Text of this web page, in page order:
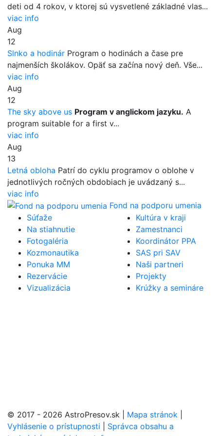
deti od 4 rokov, v ktorej sú vysvetlené základné vlas...
viac info
Aug
12
Slnko a hodinár Program o hodinách a čase pre
najmenších školákov. Opäť sa začína nový deň. Vše...
viac info
Aug
12
The sky above us Program v anglickom jazyku. A
program suitable for a first v...
viac info
Aug
13
Letná obloha Patrí do cyklu programov o oblohe v
jednotlivých ročných obdobiach je uvádzaný s...
viac info
Fond na podporu umenia
Súťaže
Na stiahnutie
Fotogaléria
Kozmonautika
Ponuka MM
Rezervácie
Vizualizácia
Kultúra v kraji
Zamestnanci
Koordinátor PPA
SAS pri SAV
Naši partneri
Projekty
Krúžky a semináre
© 2017 - 2026 AstroPresov.sk Mapa stránok
Vyhlásenie o prístupnosti
Správca obsahu a